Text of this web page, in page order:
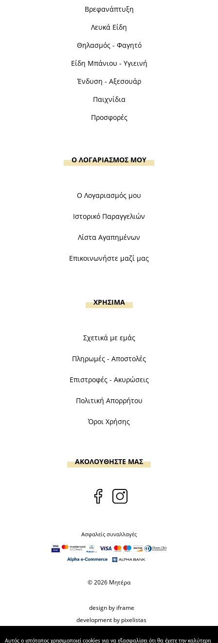
Βρεφανάπτυξη
Λευκά Είδη
Θηλασμός - Φαγητό
Είδη Μπάνιου - Υγιεινή
Ένδυση - Αξεσουάρ
Παιχνίδια
Προσφορές
Ο ΛΟΓΑΡΙΑΣΜΟΣ ΜΟΥ
Ο Λογαριασμός μου
Ιστορικό Παραγγελιών
Λίστα Αγαπημένων
Επικοινωνήστε μαζί μας
ΧΡΗΣΙΜΑ
Σχετικά με εμάς
Πληρωμές - Αποστολές
Επιστροφές - Ακυρώσεις
Πολιτική Απορρήτου
Όροι Χρήσης
ΑΚΟΛΟΥΘΗΣΤΕ ΜΑΣ
Ασφαλείς συναλλαγές
© 2026 Μητέρα
design by iframe
development by pixelistas
Αυτός ο ιστότοπος χρησιμοποιεί cookies για να εξασφαλίσει ότι θα έχετε την καλύτερη